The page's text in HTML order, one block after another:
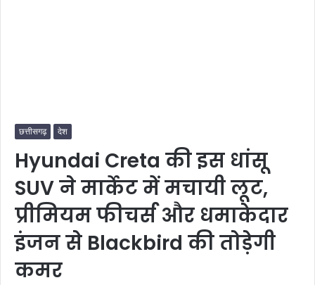
छत्तीसगढ़ देश
Hyundai Creta की इस धांसू
SUV ने मार्केट में मचायी लूट,
प्रीमियम फीचर्स और धमाकेदार
इंजन से Blackbird की तोड़ेगी
कमर